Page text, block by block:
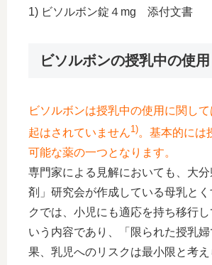
1) ビソルボン錠４mg 添付文書
ビソルボンの授乳中の使用
ビソルボンは授乳中の使用に関し
起はされていません1)。基本的には
可能な薬の一つとなります。
専門家による見解においても、大
剤」研究会が作成している母乳と
クでは、小児にも適応を持ち移行
いう内容であり、「限られた授乳
果、乳児へのリスクは最小限と考